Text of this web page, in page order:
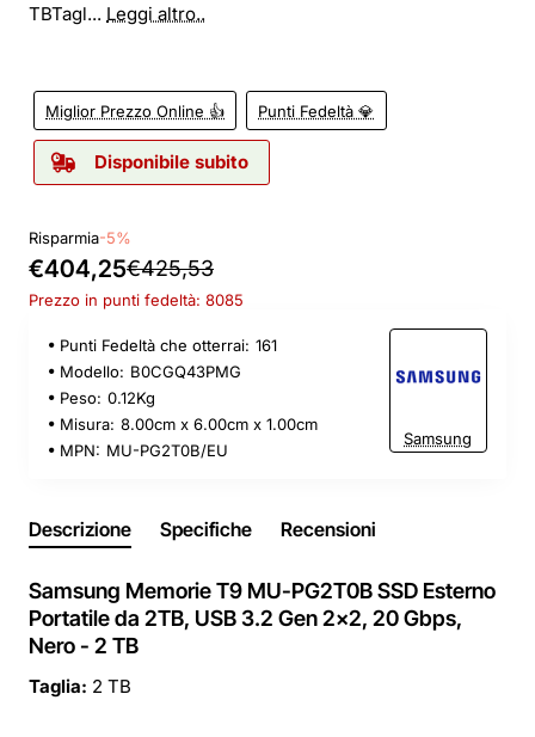
TBTagl... Leggi altro..
Miglior Prezzo Online 👍 Punti Fedeltà 💎
Disponibile subito
Risparmia-5%
€404,25€425,53
Prezzo in punti fedeltà: 8085
Punti Fedeltà che otterrai: 161
Modello: B0CGQ43PMG
Peso: 0.12Kg
Misura: 8.00cm x 6.00cm x 1.00cm
MPN: MU-PG2T0B/EU
Samsung
Descrizione Specifiche Recensioni
Samsung Memorie T9 MU-PG2T0B SSD Esterno
Portatile da 2TB, USB 3.2 Gen 2x2, 20 Gbps,
Nero - 2 TB
Taglia: 2 TB